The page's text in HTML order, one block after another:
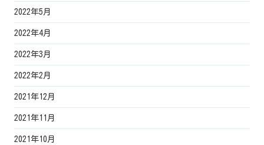
2022年5月
2022年4月
2022年3月
2022年2月
2021年12月
2021年11月
2021年10月